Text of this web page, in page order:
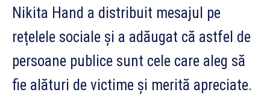
Nikita Hand a distribuit mesajul pe
rețelele sociale și a adăugat că astfel de
persoane publice sunt cele care aleg să
fie alături de victime și merită apreciate.